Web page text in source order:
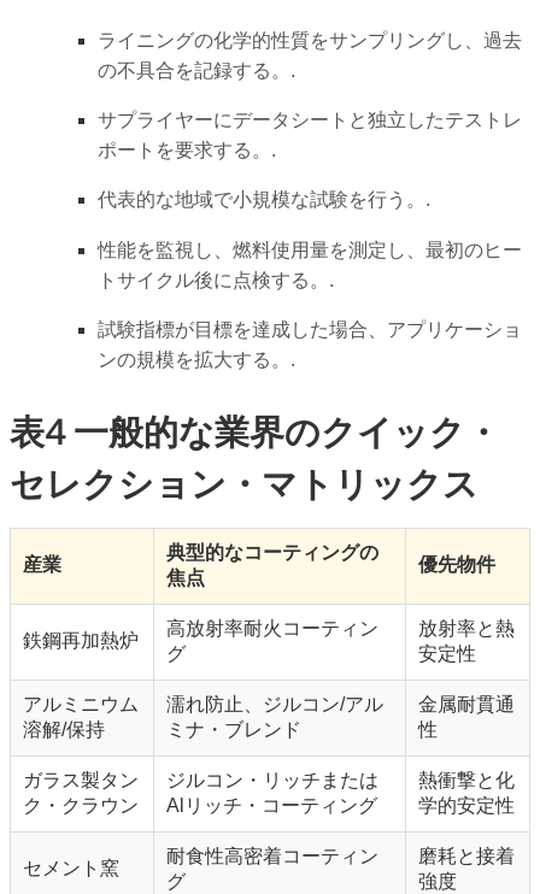
ライニングの化学的性質をサンプリングし、過去
の不具合を記録する。.
サプライヤーにデータシートと独立したテストレ
ポートを要求する。.
代表的な地域で小規模な試験を行う。.
性能を監視し、燃料使用量を測定し、最初のヒー
トサイクル後に点検する。.
試験指標が目標を達成した場合、アプリケーショ
ンの規模を拡大する。.
表4 一般的な業界のクイック・
セレクション・マトリックス
産業
典型的なコーティングの
焦点
優先物件
鉄鋼再加熱炉
高放射率耐火コーティン
グ
放射率と熱
安定性
アルミニウム
溶解/保持
濡れ防止、ジルコン/アル
ミナ・ブレンド
金属耐貫通
性
ガラス製タン
ク・クラウン
ジルコン・リッチまたは
Alリッチ・コーティング
熱衝撃と化
学的安定性
セメント窯
耐食性高密着コーティン
グ
磨耗と接着
強度